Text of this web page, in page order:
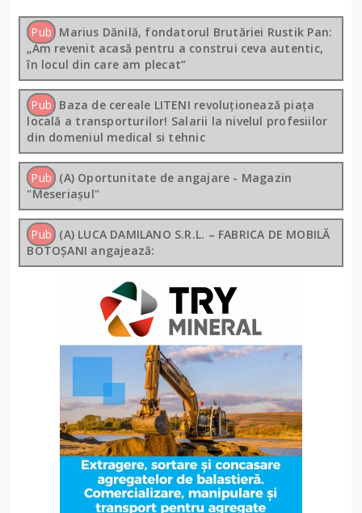
Pub Marius Dănilă, fondatorul Brutăriei Rustik Pan:
„Am revenit acasă pentru a construi ceva autentic,
în locul din care am plecat”
Pub Baza de cereale LITENI revoluționează piața
locală a transporturilor! Salarii la nivelul profesiilor
din domeniul medical si tehnic
Pub (A) Oportunitate de angajare - Magazin
"Meseriașul"
Pub (A) LUCA DAMILANO S.R.L. – FABRICA DE MOBILĂ
BOTOȘANI angajează: